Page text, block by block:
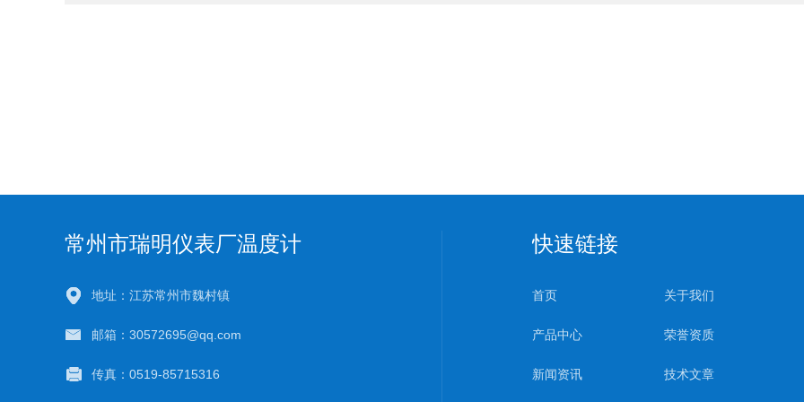
常州市瑞明仪表厂温度计
地址：江苏常州市魏村镇
邮箱：30572695@qq.com
传真：0519-85715316
快速链接
首页 关于我们
产品中心 荣誉资质
新闻资讯 技术文章